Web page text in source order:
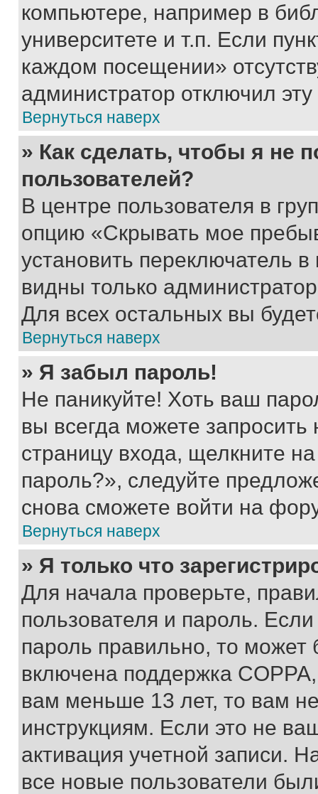
компьютере, например в
университете и т.п. Если
каждом посещении»
администратор отключил
Вернуться наверх
» Как сделать, чтобы я не
пользователей?
В центре пользователя в
опцию «Скрывать мое
установить переключатель
видны только
Для всех остальных вы
Вернуться наверх
» Я забыл пароль!
Не паникуйте! Хоть ваш
вы всегда можете
страницу входа, щелкните
пароль?», следуйте
снова сможете войти на
Вернуться наверх
» Я только что
Для начала проверьте,
пользователя и пароль.
пароль правильно, то может
включена поддержка
вам меньше 13 лет, то вам
инструкциям. Если это не
активация учетной записи.
все новые пользователи